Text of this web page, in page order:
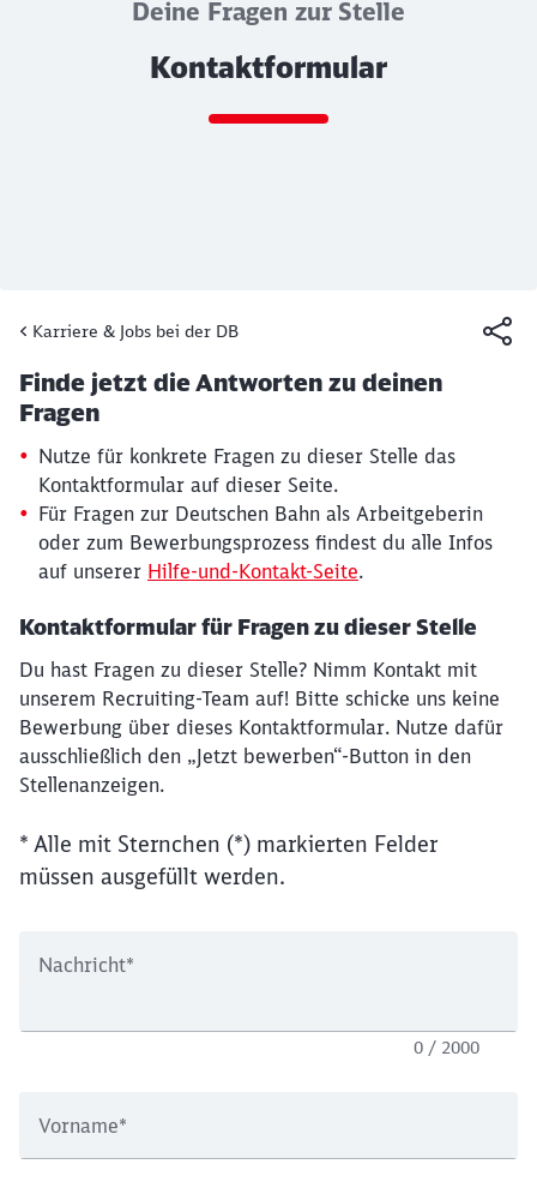
Deine Fragen zur Stelle
Kontaktformular
Ende des Sliders
Karriere & Jobs bei der DB
19. März 2026, 15:30 Uhr
Artikel:
Kontaktformular
Finde jetzt die Antworten zu deinen
Fragen
Nutze für konkrete Fragen zu dieser Stelle das
Kontaktformular auf dieser Seite.
Für Fragen zur Deutschen Bahn als Arbeitgeberin
oder zum Bewerbungsprozess findest du alle Infos
auf unserer Hilfe-und-Kontakt-Seite.
Kontaktformular für Fragen zu dieser Stelle
Du hast Fragen zu dieser Stelle? Nimm Kontakt mit
unserem Recruiting-Team auf! Bitte schicke uns keine
Bewerbung über dieses Kontaktformular. Nutze dafür
ausschließlich den „Jetzt bewerben“-Button in den
Stellenanzeigen.
* Alle mit Sternchen (*) markierten Felder
müssen ausgefüllt werden.
Nachricht*
0 / 2000
Vorname*